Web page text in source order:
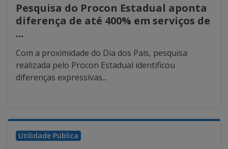
Pesquisa do Procon Estadual aponta
diferença de até 400% em serviços de
...
Com a proximidade do Dia dos Pais, pesquisa
realizada pelo Procon Estadual identificou
diferenças expressivas...
Utilidade Pública